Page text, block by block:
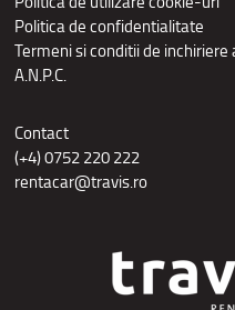
Politica de confidentialitate
Termeni si conditii de inchiriere
A.N.P.C.
Contact
(+4) 0752 220 222
rentacar@travis.ro